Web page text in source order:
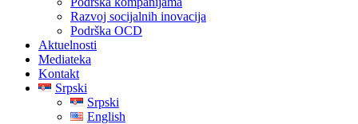
Razvoj socijalnih inovacija
Podrška OCD
Aktuelnosti
Mediateka
Kontakt
Srpski
Srpski
English